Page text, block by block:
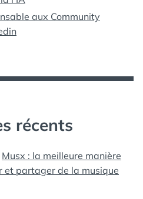
aux Community
récents
Musx : la meilleure manière
et partager de la musique